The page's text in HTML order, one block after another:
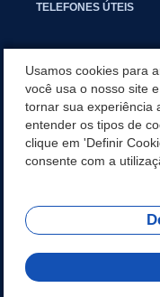
TELEFONES ÚTEIS
NOTÍCIAS
APLICATIVO
REDES SOCIAIS
Usamos cookies para
você usa o nosso site
tornar sua experiência
entender os tipos de
clique em 'Definir
consente com a